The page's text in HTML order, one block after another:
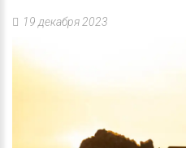
19 декабря 2023